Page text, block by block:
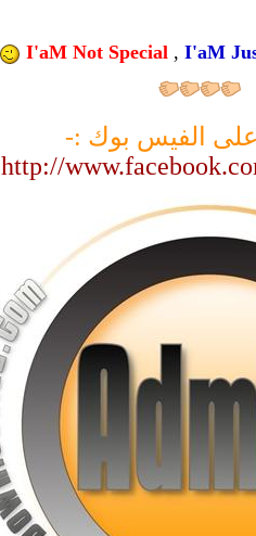
I'aM Not Special , I'aM
الفيس بوك :-
http://